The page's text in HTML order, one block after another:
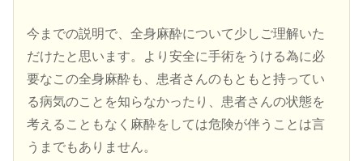
今までの説明で、全身麻酔について少しご理解いた
だけたと思います。より安全に手術をうける為に必
要なこの全身麻酔も、患者さんのもともと持ってい
る病気のことを知らなかったり、患者さんの状態を
考えることもなく麻酔をしては危険が伴うことは言
うまでもありません。